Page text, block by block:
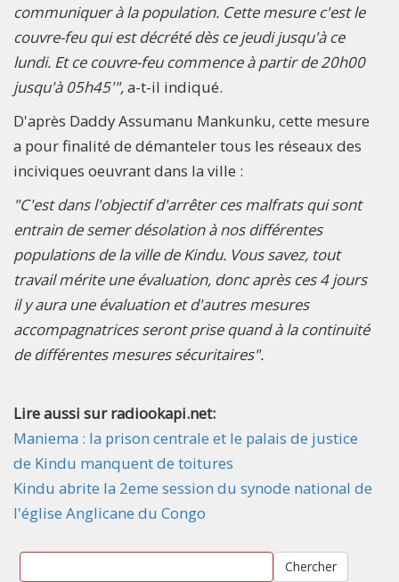
communiquer à la population. Cette mesure c'est le
couvre-feu qui est décrété dès ce jeudi jusqu'à ce
lundi. Et ce couvre-feu commence à partir de 20h00
jusqu'à 05h45'",a-t-il indiqué.
D'après Daddy Assumanu Mankunku, cette mesure
a pour finalité de démanteler tous les réseaux des
inciviques oeuvrant dans la ville :
"C'est dans l'objectif d'arrêter ces malfrats qui sont
entrain de semer désolation à nos différentes
populations de la ville de Kindu. Vous savez, tout
travail mérite une évaluation, donc après ces 4 jours
il y aura une évaluation et d'autres mesures
accompagnatrices seront prise quand à la continuité
de différentes mesures sécuritaires".
Lire aussi sur radiookapi.net:
Maniema : la prison centrale et le palais de justice
de Kindu manquent de toitures
Kindu abrite la 2eme session du synode national de
l'église Anglicane du Congo
Chercher